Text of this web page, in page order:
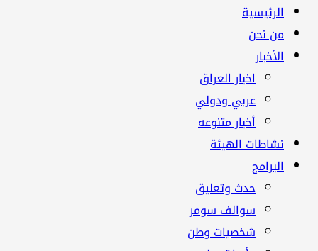
القائمة
الرئيسية
الرئيسية
من نحن
الأخبار
اخبار العراق
عربي ودولي
أخبار متنوعه
نشاطات الهيئة
البرامج
حدث وتعليق
سوالف سومر
شخصيات وطن